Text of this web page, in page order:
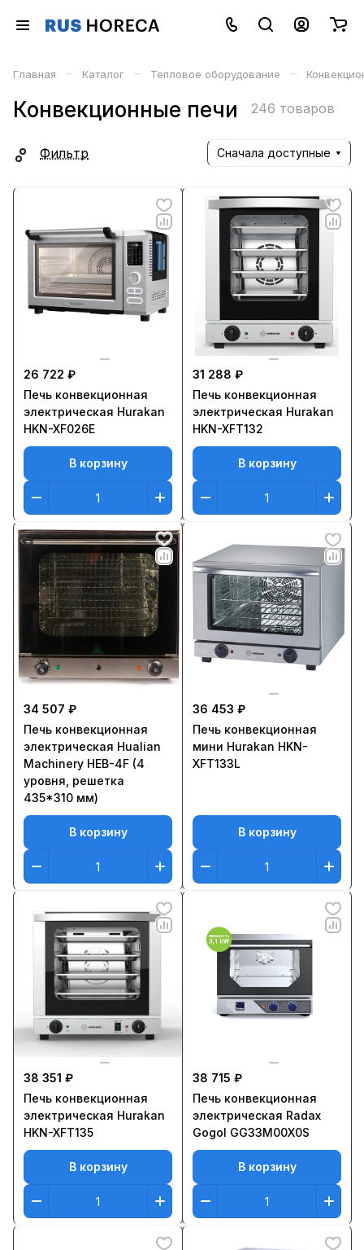
Главная – Каталог – Тепловое оборудование –
Конвекционные печи 246 товаров
Фильтр Сначала доступные
26 722 ₽
Печь конвекционная
электрическая Hurakan
HKN-XF026E
В корзину
31 288 ₽
Печь конвекционная
электрическая Hurakan
HKN-XFT132
В корзину
34 507 ₽
Печь конвекционная
электрическая Hualian
Machinery HEB-4F (4
уровня, решетка
435*310 мм)
В корзину
36 453 ₽
Печь конвекционная
мини Hurakan HKN-
XFT133L
В корзину
38 351 ₽
Печь конвекционная
электрическая Hurakan
HKN-XFT135
В корзину
38 715 ₽
Печь конвекционная
электрическая Radax
Gogol GG33M00X0S
В корзину